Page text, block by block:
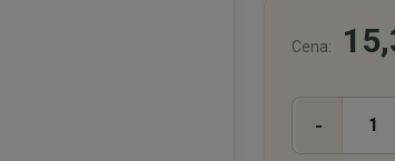
Cena:
-